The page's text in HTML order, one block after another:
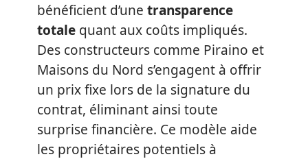
bénéficient d’une transparence
totale quant aux coûts impliqués.
Des constructeurs comme Piraino et
Maisons du Nord s’engagent à offrir
un prix fixe lors de la signature du
contrat, éliminant ainsi toute
surprise financière. Ce modèle aide
les propriétaires potentiels à